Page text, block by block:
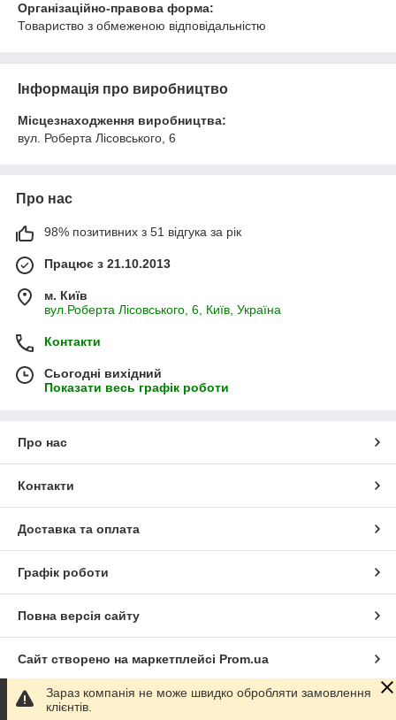
Організаційно-правова форма:
Товариство з обмеженою відповідальністю
Інформація про виробництво
Місцезнаходження виробництва:
вул. Роберта Лісовського, 6
Про нас
98% позитивних з 51 відгука за рік
Працює з 21.10.2013
м. Київ
вул.Роберта Лісовського, 6, Київ, Україна
Контакти
Сьогодні вихідний
Показати весь графік роботи
Про нас
Контакти
Доставка та оплата
Графік роботи
Повна версія сайту
Сайт створено на маркетплейсі Prom.ua
Політика конфіденційності
Зараз компанія не може швидко обробляти замовлення
клієнтів.